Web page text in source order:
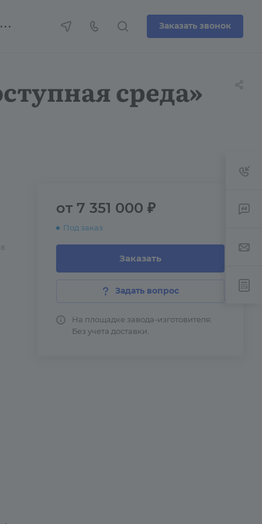
Заказать звонок
среда»
от 7 351 000 ₽
Под заказ
Заказать
Задать вопрос
На площадке завода-изготовителя.
Без учета доставки.